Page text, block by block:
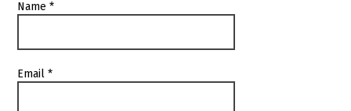
Name*
Email*